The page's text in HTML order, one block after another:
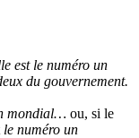
est le numéro un
du gouvernement.
mondial… ou, si le
le numéro un